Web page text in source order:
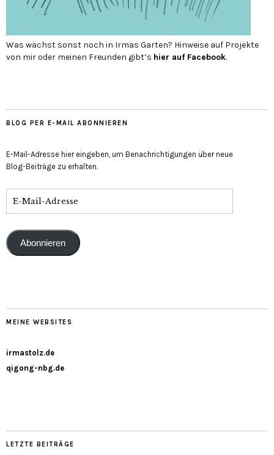
Was wächst sonst noch in Irmas Garten? Hinweise auf Projekte
von mir oder meinen Freunden gibt’s hier auf Face­book.
BLOG PER E-MAIL ABONNIEREN
E-Mail-Adresse hier eingeben, um Benachrichtigungen über neue
Blog-Beiträge zu erhalten.
Abonnieren
MEINE WEBSITES
irmastolz.de
qigong-nbg.de
LETZTE BEITRÄGE